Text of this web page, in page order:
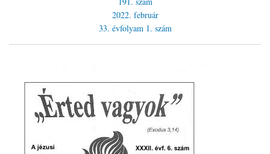
2022. február
33. évfolyam 1. szám